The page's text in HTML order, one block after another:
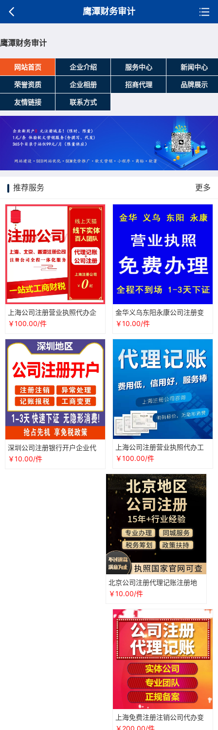
鹰潭财务审计
鹰潭财务审计
网站首页 企业介绍 服务中心 新闻中心
荣誉资质 企业相册 招商代理 品牌展示
友情链接 联系方式
推荐服务 更多
上海公司注册营业执照代办企
业变更工商税务注销财务代理
￥100.00/件
金华义乌东阳永康公司注册变
更注销营业执照代办记账报税
财务异常
￥10.00/件
深圳公司注册银行开户企业代
理记账报税务零申报逾期做账
外包财务
￥10.00/件
上海公司注册营业执照代办工
商税务变更注销个独财务代理
￥100.00/件
北京公司注册代理记账注册地
址营业执照代办账户财务规划
会计记账
￥10.00/件
上海免费注册注销公司代办变
更营业执照财务代理会计兼职